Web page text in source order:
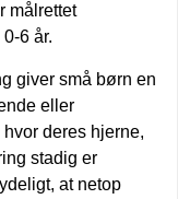
målrettet
6 år.
giver små børn en
eller
deres hjerne,
stadig er
at netop